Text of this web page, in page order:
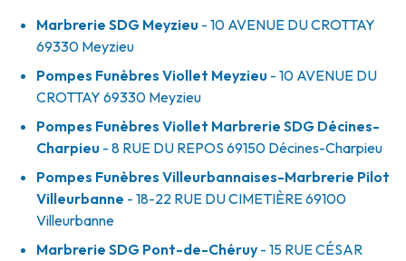
Marbrerie SDG Meyzieu - 10 AVENUE DU CROTTAY
69330 Meyzieu
Pompes Funèbres Viollet Meyzieu - 10 AVENUE DU
CROTTAY 69330 Meyzieu
Pompes Funèbres Viollet Marbrerie SDG Décines-
Charpieu - 8 RUE DU REPOS 69150 Décines-Charpieu
Pompes Funèbres Villeurbannaises-Marbrerie Pilot
Villeurbanne - 18-22 RUE DU CIMETIÈRE69100
Villeurbanne
Marbrerie SDG Pont-de-Chéruy - 15 RUE CÉSAR